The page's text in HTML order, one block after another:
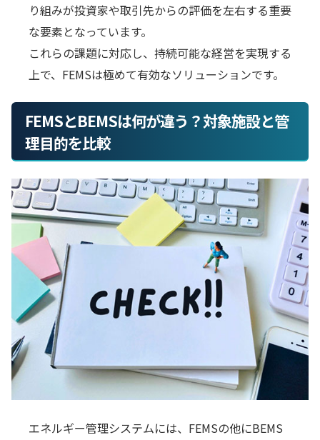
り組みが投資家や取引先からの評価を左右する重要
な要素となっています。
これらの課題に対応し、持続可能な経営を実現する
上で、FEMSは極めて有効なソリューションです。
FEMSとBEMSは何が違う？対象施設と管
理目的を比較
エネルギー管理システムには、FEMSの他にBEMS